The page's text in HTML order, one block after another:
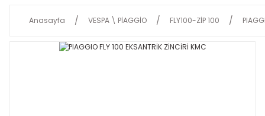
Anasayfa VESPA \ PİAGGİO FLY100-ZİP 100